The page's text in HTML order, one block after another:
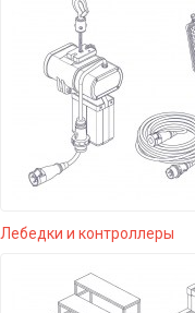
Лебедки и контроллеры